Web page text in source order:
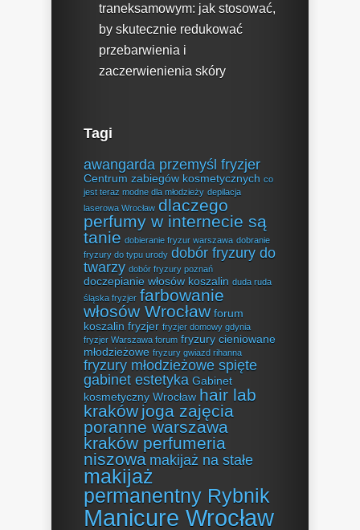
traneksamowym: jak stosować,
by skutecznie redukować
przebarwienia i
zaczerwienienia skóry
Tagi
awangarda przemyśl fryzjer
Centrum zabiegów kosmetycznych co
jest teraz modne dla młodzieży depilacja
laserowa Wrocław dlaczego
perfumy w internecie są
tanie dobieranie fryzur warszawa dobranie
fryzury do typu urody dobór fryzury do
twarzy dobór fryzury poznań
doczepianie włosów koszalin duda ruda
śląska fryzjer farbowanie
włosów Wrocław forum
koszalin fryzjer fryzjer domowy gdynia
fryzjer Warszawa forum fryzury cieniowane
młodzieżowe fryzury gwiazd rihanna
fryzury młodzieżowe spięte
gabinet estetyka Gabinet
kosmetyczny Wrocław hair lab
kraków joga zajęcia
poranne warszawa
kraków perfumeria
niszowa makijaż na stałe
makijaż
permanentny Rybnik
Manicure Wrocław